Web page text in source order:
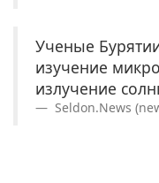
Ученые
изучение
излучение
Seldon.News